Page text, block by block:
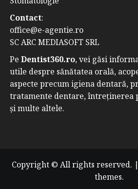
Contact:
office@e-agentie.ro
SC ARC MEDIASOFT SRL
Pe Dentist360.ro, vei găsi
utile despre sănătatea orală,
aspecte precum igiena dentară,
tratamente dentare, întreținerea
și multe altele.
Copyright © All rights reserved. |
themes.